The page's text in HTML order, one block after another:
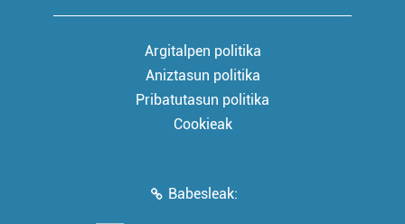
Argitalpen politika
Aniztasun politika
Pribatutasun politika
Cookieak
Babesleak: